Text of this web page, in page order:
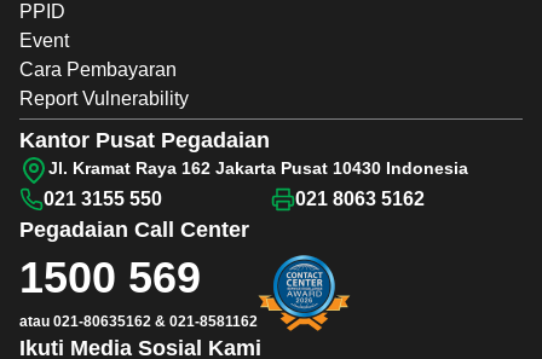
PPID
Event
Cara Pembayaran
Report Vulnerability
Ikuti Media Sosial Kami
Pegadaian Call Center
1500 569
atau 021-80635162 & 021-8581162
Kantor Pusat Pegadaian
Jl. Kramat Raya 162 Jakarta Pusat 10430 Indonesia
021 3155 550 021 8063 5162